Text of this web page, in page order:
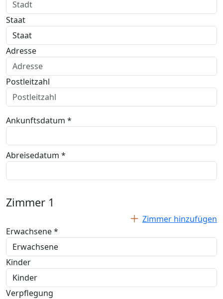
Staat
Adresse
Postleitzahl
Ankunftsdatum *
Abreisedatum *
Zimmer 1
Zimmer hinzufügen
Erwachsene *
Kinder
Verpflegung